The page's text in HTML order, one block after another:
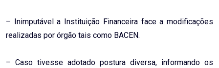
– Inimputável a Instituição Financeira face a modificações
realizadas por órgão tais como BACEN.
– Caso tivesse adotado postura diversa, informando os